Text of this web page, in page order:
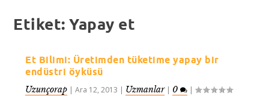
Etiket:Yapay et
Et Bilimi: Üretimden tüketime yapay bir
endüstri öyküsü
Uzunçorap |Ara 12, 2013 | Uzmanlar| 0 |